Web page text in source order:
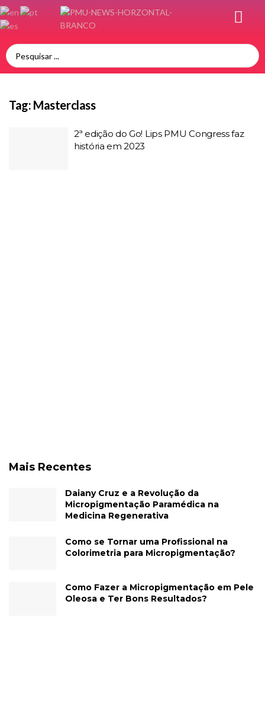
Tag: Masterclass
2ª edição do Go! Lips PMU Congress faz
história em 2023
Mais Recentes
Daiany Cruz e a Revolução da
Micropigmentação Paramédica na
Medicina Regenerativa
Como se Tornar uma Profissional na
Colorimetria para Micropigmentação?
Como Fazer a Micropigmentação em Pele
Oleosa e Ter Bons Resultados?